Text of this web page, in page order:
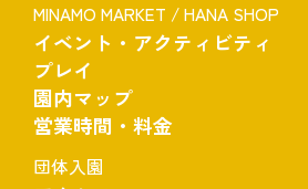
MINAMO MARKET / HANA SHOP
イベント・アクティビティ
プレイ
園内マップ
営業時間・料金
団体入園